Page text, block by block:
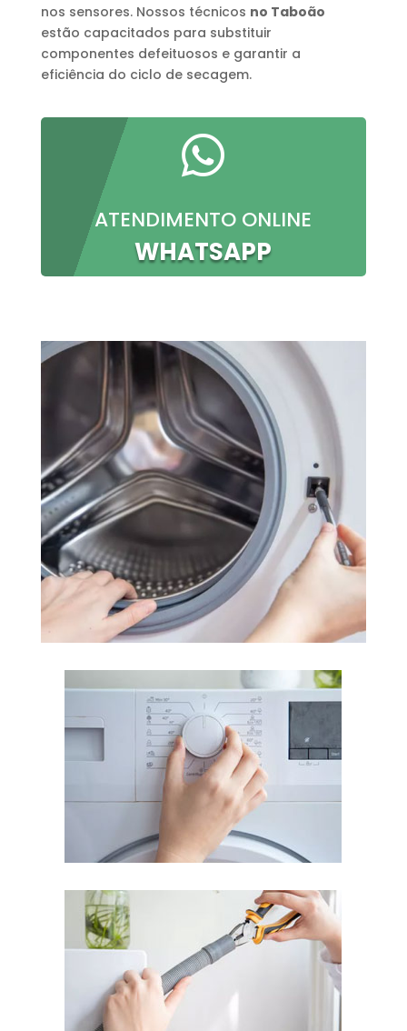
nos sensores. Nossos técnicos no Taboão
estão capacitados para substituir
componentes defeituosos e garantir a
eficiência do ciclo de secagem.

ATENDIMENTO ONLINE
WHATSAPP